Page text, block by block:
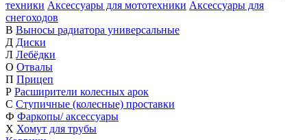
техники Аксессуары для мототехники Аксессуары для
снегоходов
В Выносы радиатора универсальные
Д Диски
Л Лебёдки
О Отвалы
П Прицеп
Р Расширители колесных арок
С Ступичные (колесные) проставки
Ф Фаркопы/ аксессуары
Х Хомут для трубы